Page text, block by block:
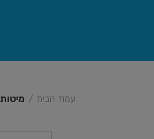
עמוד הבית